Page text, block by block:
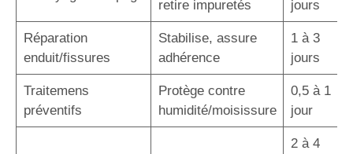
retire impuretés
jours
Réparation
enduit/fissures
Stabilise, assure
adhérence
1 à 3
jours
Traitemens
préventifs
Protège contre
humidité/moisissure
0,5 à 1
jour
2 à 4